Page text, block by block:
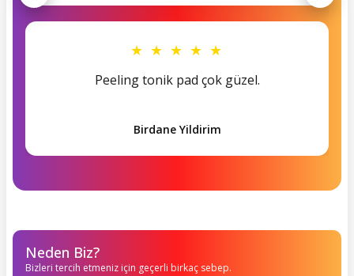
★ ★ ★ ★ ★
Peeling tonik pad çok güzel.
Birdane Yildirim
Neden Biz?
Bizleri tercih etmeniz için geçerli birkaç sebep.